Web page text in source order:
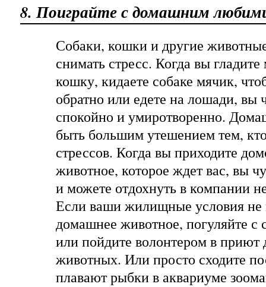
8. Поиграйте с домашним
Собаки, кошки и другие
снимать стресс. Когда вы
кошку, кидаете собаке мячик,
обратно или едете на лошади, вы
спокойно и умиротворенно.
быть большим утешением тем, кто
стрессов. Когда вы приходите
животное, которое ждет вас, вы
и можете отдохнуть в компании
Если ваши жилищные условия не
домашнее животное, погуляйте с
или пойдите волонтером в приют
животных. Или просто сходите
плавают рыбки в аквариуме